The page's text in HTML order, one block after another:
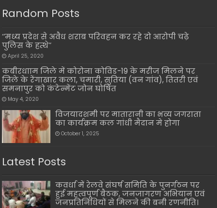
Random Posts
‘‘मध्य प्रदेश से अवैध शराब परिवहन कर रहे दो आरोपी चढ़े
पुलिस के हत्थे’’
April 25, 2020
कबीरधााम जिले में कोरोना कोविड-19 के मरीज मिलने पर
जिले के रेंगाखार कला, चमारी, सुतिया (वन गांव), तितरी एवं
समनापुर को कंटेन्मेंट जोन घोषित
May 4, 2020
विजयादशमी पर मातारानी का भव्य जगराता
का कार्यक्रम कल गांधी मैदान मे होगा
October 1, 2025
Latest Posts
कवर्धा में रेलवे संघर्ष समिति के पुनर्गठन पर
हुई महत्वपूर्ण बैठक, जनजागरण अभियान एवं
जनप्रतिनिधियों से मिलने की बनी रणनीति।